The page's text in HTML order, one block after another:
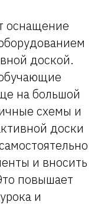
оснащение
доской.
на большой
схемы и
доски
и вносить
повышает
и